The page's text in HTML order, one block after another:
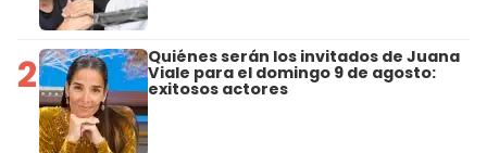
2 Quiénes serán los invitados de Juana
Viale para el domingo 9 de agosto:
exitosos actores